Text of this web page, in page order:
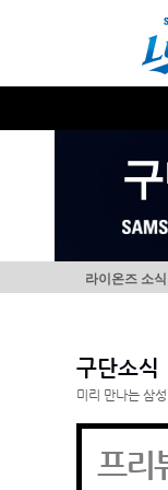
라이온즈 소식
구단소식
미리 만나는 삼
프리